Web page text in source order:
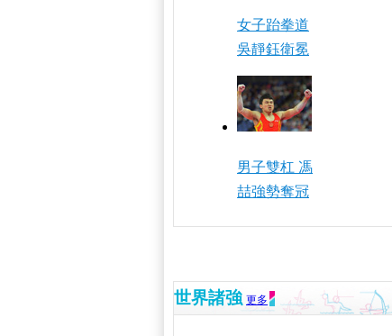
女子跆拳道
吳靜鈺衛冕
男子雙杠 馮
喆強勢奪冠
世界諸強 更多